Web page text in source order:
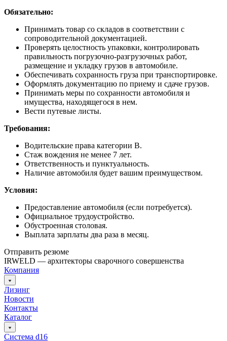
Обязательно:
Принимать товар со складов в соответствии с
сопроводительной документацией.
Проверять целостность упаковки, контролировать
правильность погрузочно-разгрузочных работ,
размещение и укладку грузов в автомобиле.
Обеспечивать сохранность груза при транспортировке.
Оформлять документацию по приему и сдаче грузов.
Принимать меры по сохранности автомобиля и
имущества, находящегося в нем.
Вести путевые листы.
Требования:
Водительские права категории B.
Стаж вождения не менее 7 лет.
Ответственность и пунктуальность.
Наличие автомобиля будет вашим преимуществом.
Условия:
Предоставление автомобиля (если потребуется).
Официальное трудоустройство.
Обустроенная столовая.
Выплата зарплаты два раза в месяц.
Отправить резюме
IRWELD — архитекторы сварочного совершенства
Компания
Лизинг
Новости
Контакты
Каталог
Система d16